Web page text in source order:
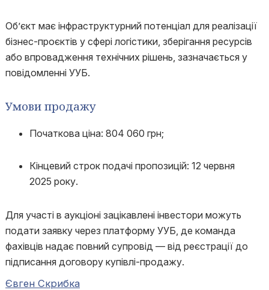
Об’єкт має інфраструктурний потенціал для реалізації
бізнес-проєктів у сфері логістики, зберігання ресурсів
або впровадження технічних рішень, зазначається у
повідомленні УУБ.
Умови продажу
Початкова ціна: 804 060 грн;
Кінцевий строк подачі пропозицій: 12 червня
2025 року.
Для участі в аукціоні зацікавлені інвестори можуть
подати заявку через платформу УУБ, де команда
фахівців надає повний супровід — від реєстрації до
підписання договору купівлі-продажу.
Євген Скрибка